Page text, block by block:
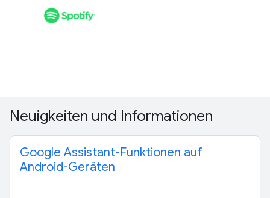
Neuigkeiten und Informationen
Google Assistant-Funktionen auf
Android-Geräten